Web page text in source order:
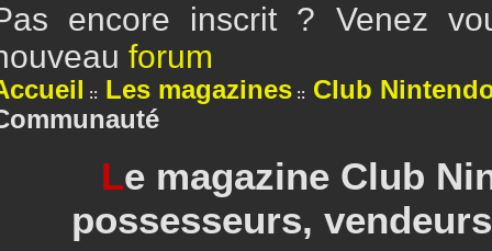
encore inscrit ? Venez
forum
Les magazines
Club
Le magazine Club
possesseurs,